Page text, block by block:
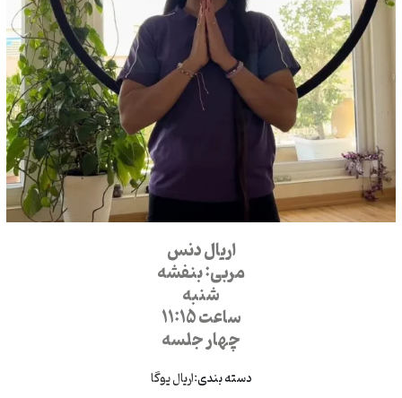
اریال دنس
مربی: بنفشه
شنبه
ساعت 11:15
چهار جلسه
دسته بندی:اریال یوگا